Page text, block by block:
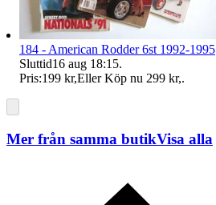
184 - American Rodder 6st 1992-1995
Sluttid16 aug 18:15.
Pris:199 kr,Eller Köp nu 299 kr,.
Mer från samma butikVisa alla